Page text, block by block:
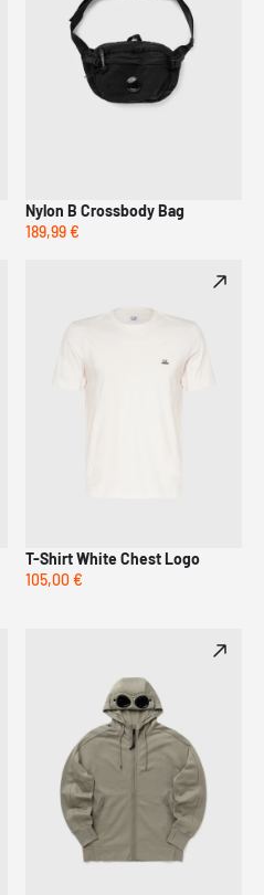
Nylon B Crossbody Bag
189,99 €
T-Shirt White Chest Logo
105,00 €